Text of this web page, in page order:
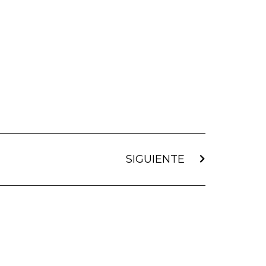
SIGUIENTE